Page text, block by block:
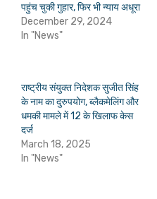
पहुंच चुकी गुहार, फिर भी न्याय अधूरा
December 29, 2024
In "News"
राष्ट्रीय संयुक्त निदेशक सुजीत सिंह
के नाम का दुरुपयोग, ब्लैकमेलिंग और
धमकी मामले में 12 के खिलाफ केस
दर्ज
March 18, 2025
In "News"